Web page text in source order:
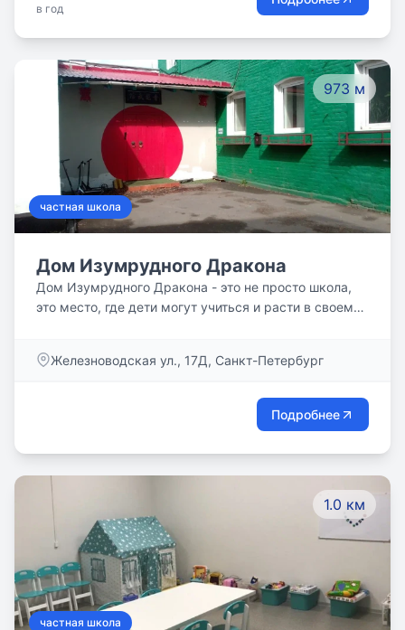
который будет пробуждать живой интерес ребенка
действовать.
в год
973 м
частная школа
Дом Изумрудного Дракона
Дом Изумрудного Дракона - это не просто школа,
это место, где дети могут учиться и расти в своем
людьми - это не менее важная часть образования.
которые помогут детям научиться думать
самостоятельно и жить полноценной жизнью по
Железноводская ул., 17Д, Санкт-Петербург
Подробнее
1.0 км
частная школа